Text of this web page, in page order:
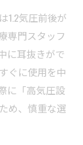
1.2気圧前後が
専門スタッフ
に耳抜きがで
ぐに使用を中
に「高気圧設
め、慎重な選